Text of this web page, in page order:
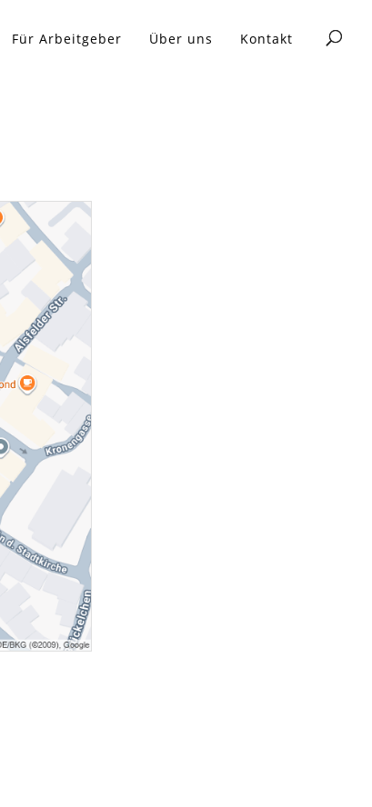
Für Arbeitgeber Über uns Kontakt